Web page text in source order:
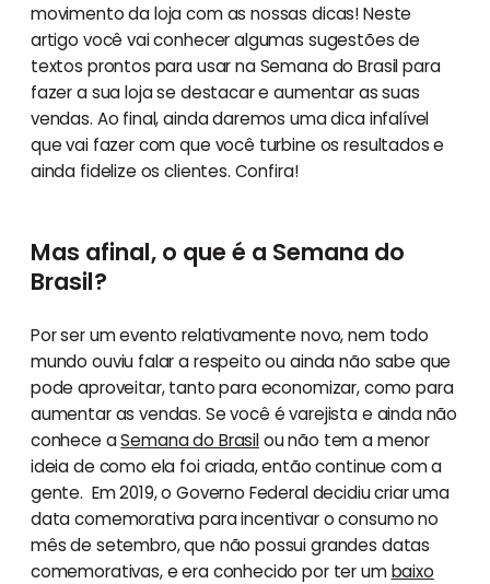
movimento da loja com as nossas dicas! Neste
artigo você vai conhecer algumas sugestões de
textos prontos para usar na Semana do Brasil para
fazer a sua loja se destacar e aumentar as suas
vendas. Ao final, ainda daremos uma dica infalível
que vai fazer com que você turbine os resultados e
ainda fidelize os clientes. Confira!
Mas afinal, o que é a Semana do
Brasil?
Por ser um evento relativamente novo, nem todo
mundo ouviu falar a respeito ou ainda não sabe que
pode aproveitar, tanto para economizar, como para
aumentar as vendas. Se você é varejista e ainda não
conhece aSemana do Brasilou não tem a menor
ideia de como ela foi criada, então continue com a
gente. Em 2019, o Governo Federal decidiu criar uma
data comemorativa para incentivar o consumo no
mês de setembro, que não possui grandes datas
comemorativas, e era conhecido por ter umbaixo